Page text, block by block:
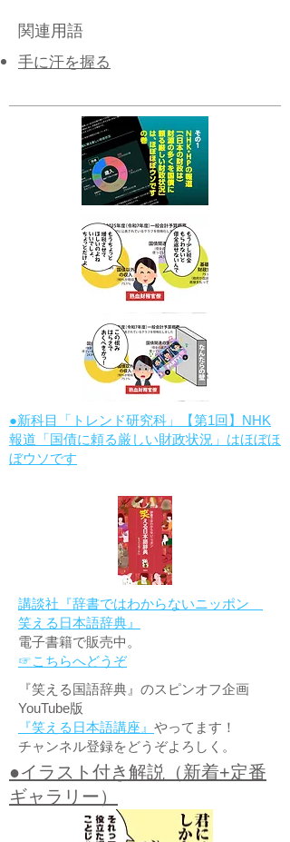
関連用語
手に汗を握る
●新科目「トレンド研究科」【第1回】NHK
報道「国債に頼る厳しい財政状況」はほぼほ
ぼウソです
講談社『辞書ではわからないニッポン
笑える日本語辞典』
電子書籍で販売中。
☞こちらへどうぞ
『笑える国語辞典』のスピンオフ企画
YouTube版
『笑える日本語講座』 やってます！
チャンネル登録をどうぞよろしく。
●イラスト付き解説（新着+定番
ギャラリー）